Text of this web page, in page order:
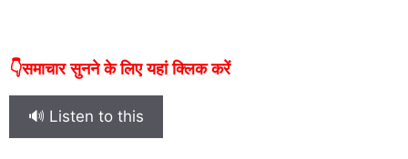
👇समाचार सुनने के लिए यहां क्लिक करें
🔊 Listen to this